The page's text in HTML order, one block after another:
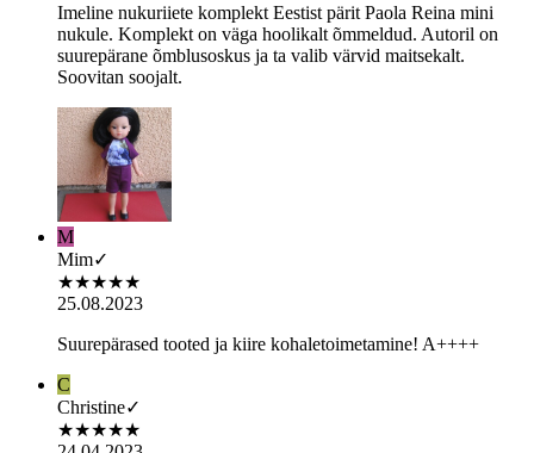
Imeline nukuriiete komplekt Eestist pärit Paola Reina mini
nukule. Komplekt on väga hoolikalt õmmeldud. Autoril on
suurepärane õmblusoskus ja ta valib värvid maitsekalt.
Soovitan soojalt.
M
Mim✓
★★★★★
25.08.2023
Suurepärased tooted ja kiire kohaletoimetamine! A++++
C
Christine✓
★★★★★